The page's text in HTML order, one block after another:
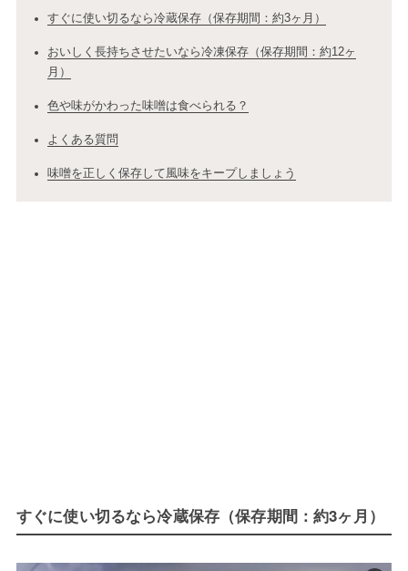
すぐに使い切るなら冷蔵保存（保存期間：約3ヶ月）
おいしく長持ちさせたいなら冷凍保存（保存期間：約12ヶ
月）
色や味がかわった味噌は食べられる？
よくある質問
味噌を正しく保存して風味をキープしましょう
すぐに使い切るなら冷蔵保存（保存期間：約3ヶ月）